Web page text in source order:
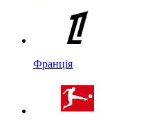
Франція